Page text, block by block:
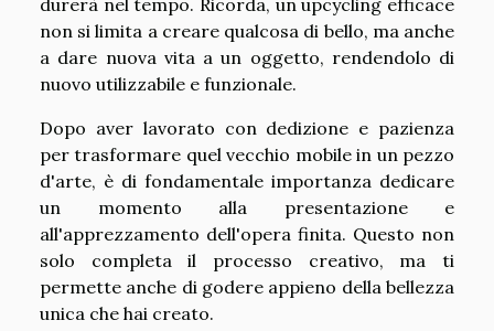
durerà nel tempo. Ricorda, un upcycling efficace
non si limita a creare qualcosa di bello, ma anche
a dare nuova vita a un oggetto, rendendolo di
nuovo utilizzabile e funzionale.
Dopo aver lavorato con dedizione e pazienza
per trasformare quel vecchio mobile in un pezzo
d'arte, è di fondamentale importanza dedicare
un momento alla presentazione e
all'apprezzamento dell'opera finita. Questo non
solo completa il processo creativo, ma ti
permette anche di godere appieno della bellezza
unica che hai creato.